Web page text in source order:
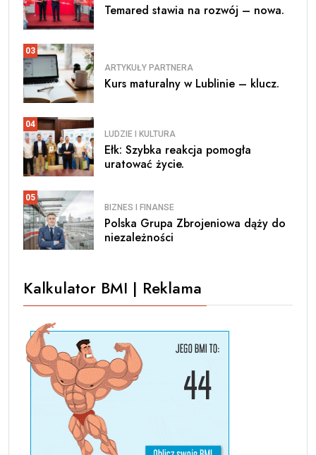
Temared stawia na rozwój – nowa.
03
ARTYKUŁY PARTNERA
Kurs maturalny w Lublinie – klucz.
04
LUDZIE I KULTURA
Ełk: Szybka reakcja pomogła
uratować życie.
05
BIZNES I FINANSE
Polska Grupa Zbrojeniowa dąży do
niezależności
Kalkulator BMI | Reklama